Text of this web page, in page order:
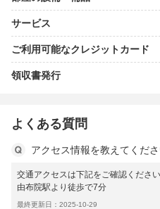
サービス
ご利用可能なクレジットカード
領収書発行
よくある質問
アクセス情報を教えてくださ
交通アクセスは下記をご確認ください
由布院駅より徒歩で7分
最終更新日：2025-10-29